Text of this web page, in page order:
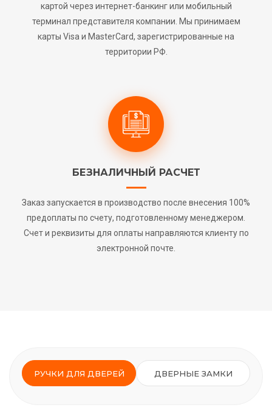
картой через интернет-банкинг или мобильный
терминал представителя компании. Мы принимаем
карты Visa и MasterCard, зарегистрированные на
территории РФ.
БЕЗНАЛИЧНЫЙ РАСЧЕТ
Заказ запускается в производство после внесения 100%
предоплаты по счету, подготовленному менеджером.
Счет и реквизиты для оплаты направляются клиенту по
электронной почте.
РУЧКИ ДЛЯ ДВЕРЕЙ ДВЕРНЫЕ ЗАМКИ